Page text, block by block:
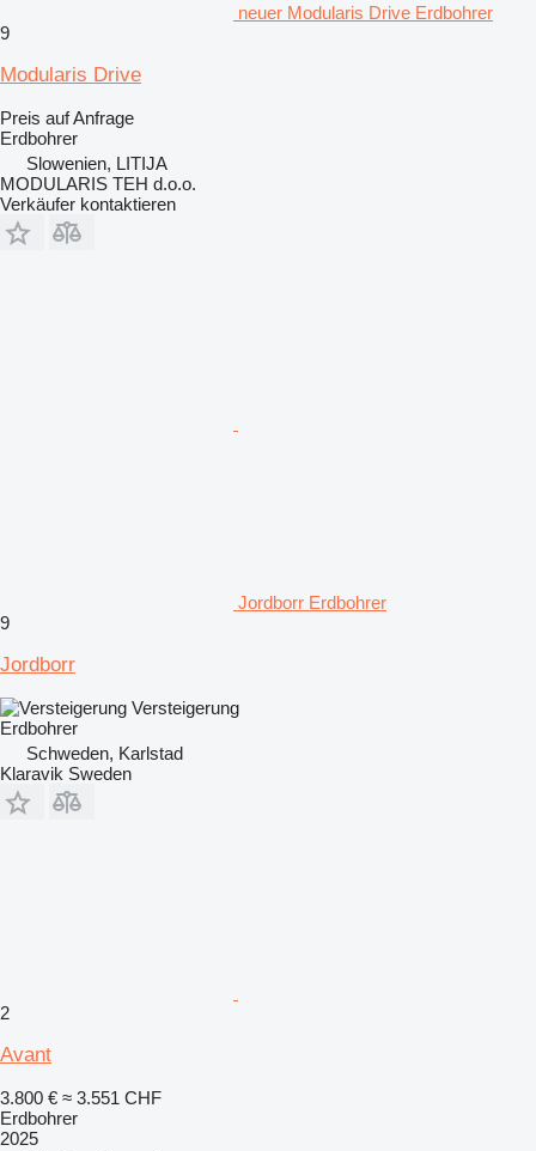
neuer Modularis Drive Erdbohrer
9
Modularis Drive
Preis auf Anfrage
Erdbohrer
Slowenien, LITIJA
MODULARIS TEH d.o.o.
Verkäufer kontaktieren
Jordborr Erdbohrer
9
Jordborr
Versteigerung
Erdbohrer
Schweden, Karlstad
Klaravik Sweden
2
Avant
3.800 € ≈ 3.551 CHF
Erdbohrer
2025